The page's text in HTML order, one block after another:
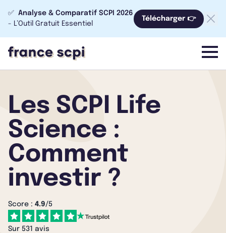
✅ Analyse & Comparatif SCPI 2026
- L’Outil Gratuit Essentiel
Télécharger 👉
menu
Les SCPI Life
Science :
Comment
investir ?
Score : 4.9/5
Sur 531 avis